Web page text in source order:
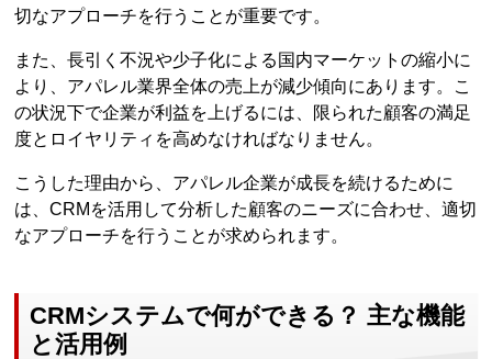
切なアプローチを行うことが重要です。
また、長引く不況や少子化による国内マーケットの縮小に
より、アパレル業界全体の売上が減少傾向にあります。こ
の状況下で企業が利益を上げるには、限られた顧客の満足
度とロイヤリティを高めなければなりません。
こうした理由から、アパレル企業が成長を続けるために
は、CRMを活用して分析した顧客のニーズに合わせ、適切
なアプローチを行うことが求められます。
CRMシステムで何ができる？ 主な機能
と活用例